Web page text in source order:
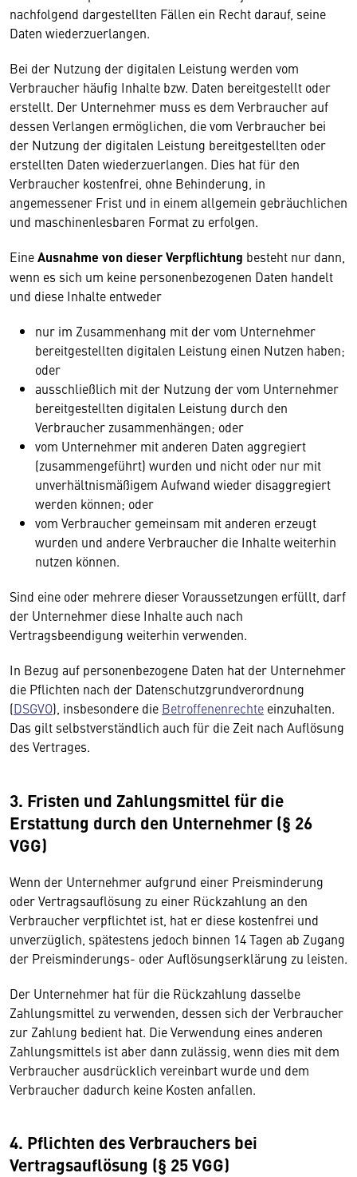
nachfolgend dargestellten Fällen ein Recht darauf, seine
Daten wiederzuerlangen.
Bei der Nutzung der digitalen Leistung werden vom
Verbraucher häufig Inhalte bzw. Daten bereitgestellt oder
erstellt. Der Unternehmer muss es dem Verbraucher auf
dessen Verlangen ermöglichen, die vom Verbraucher bei
der Nutzung der digitalen Leistung bereitgestellten oder
erstellten Daten wiederzuerlangen. Dies hat für den
Verbraucher kostenfrei, ohne Behinderung, in
angemessener Frist und in einem allgemein gebräuchlichen
und maschinenlesbaren Format zu erfolgen.
EineAusnahme von dieser Verpflichtung besteht nur dann,
wenn es sich um keine personenbezogenen Daten handelt
und diese Inhalte entweder
nur im Zusammenhang mit der vom Unternehmer
bereitgestellten digitalen Leistung einen Nutzen haben;
oder
ausschließlich mit der Nutzung der vom Unternehmer
bereitgestellten digitalen Leistung durch den
Verbraucher zusammenhängen; oder
vom Unternehmer mit anderen Daten aggregiert
(zusammengeführt) wurden und nicht oder nur mit
unverhältnismäßigem Aufwand wieder disaggregiert
werden können; oder
vom Verbraucher gemeinsam mit anderen erzeugt
wurden und andere Verbraucher die Inhalte weiterhin
nutzen können.
Sind eine oder mehrere dieser Voraussetzungen erfüllt, darf
der Unternehmer diese Inhalte auch nach
Vertragsbeendigung weiterhin verwenden.
In Bezug auf personenbezogene Daten hat der Unternehmer
die Pflichten nach der Datenschutzgrundverordnung
(DSGVO), insbesondere die Betroffenenrechte einzuhalten.
Das gilt selbstverständlich auch für die Zeit nach Auflösung
des Vertrages.
3. Fristen und Zahlungsmittel für die
Erstattung durch den Unternehmer (§ 26
VGG)
Wenn der Unternehmer aufgrund einer Preisminderung
oder Vertragsauflösung zu einer Rückzahlung an den
Verbraucher verpflichtet ist, hat er diese kostenfrei und
unverzüglich, spätestens jedoch binnen 14 Tagen ab Zugang
der Preisminderungs- oder Auflösungserklärung zu leisten.
Der Unternehmer hat für die Rückzahlung dasselbe
Zahlungsmittel zu verwenden, dessen sich der Verbraucher
zur Zahlung bedient hat. Die Verwendung eines anderen
Zahlungsmittels ist aber dann zulässig, wenn dies mit dem
Verbraucher ausdrücklich vereinbart wurde und dem
Verbraucher dadurch keine Kosten anfallen.
4. Pflichten des Verbrauchers bei
Vertragsauflösung (§ 25 VGG)